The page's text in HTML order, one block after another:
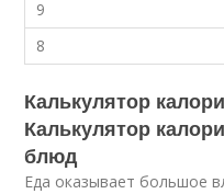
9
8
Калькулятор
Калькулятор
блюд
Еда оказывает большое